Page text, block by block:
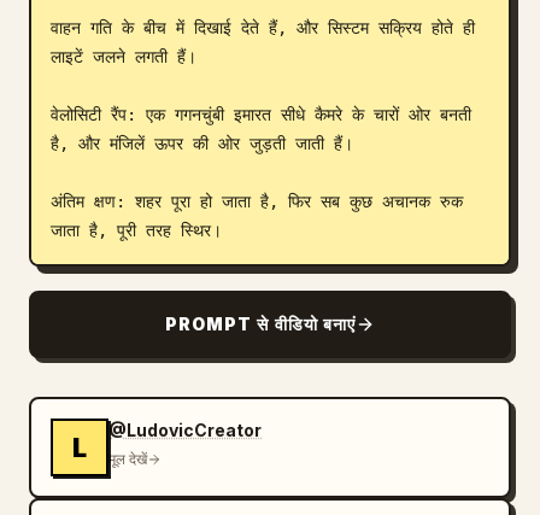
वाहन गति के बीच में दिखाई देते हैं, और सिस्टम सक्रिय होते ही
लाइटें जलने लगती हैं।
वेलोसिटी रैंप: एक गगनचुंबी इमारत सीधे कैमरे के चारों ओर बनती
है, और मंजिलें ऊपर की ओर जुड़ती जाती हैं।
अंतिम क्षण: शहर पूरा हो जाता है, फिर सब कुछ अचानक रुक
जाता है, पूरी तरह स्थिर।
PROMPT से वीडियो बनाएं
L
@LudovicCreator
मूल देखें